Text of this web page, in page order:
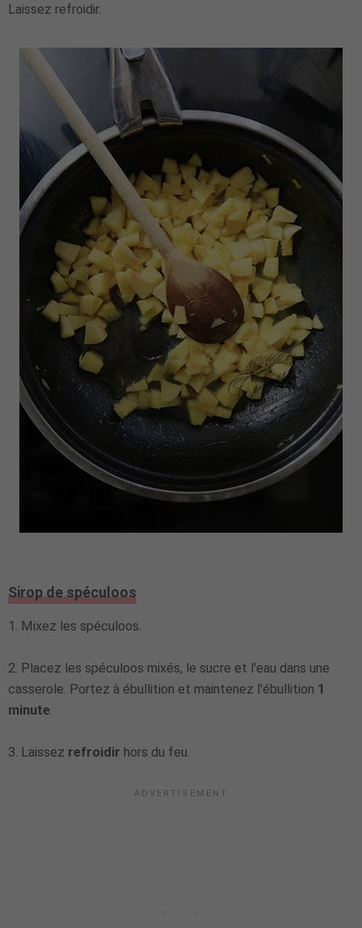
Laissez refroidir.
Sirop de spéculoos
1. Mixez les spéculoos.
2. Placez les spéculoos mixés, le sucre et l'eau dans une
casserole. Portez à ébullition et maintenez l'ébullition 1
minute
3. Laissez refroidir hors du feu.